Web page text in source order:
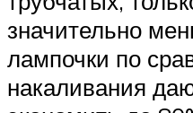
значительно
лампочки по
накаливания